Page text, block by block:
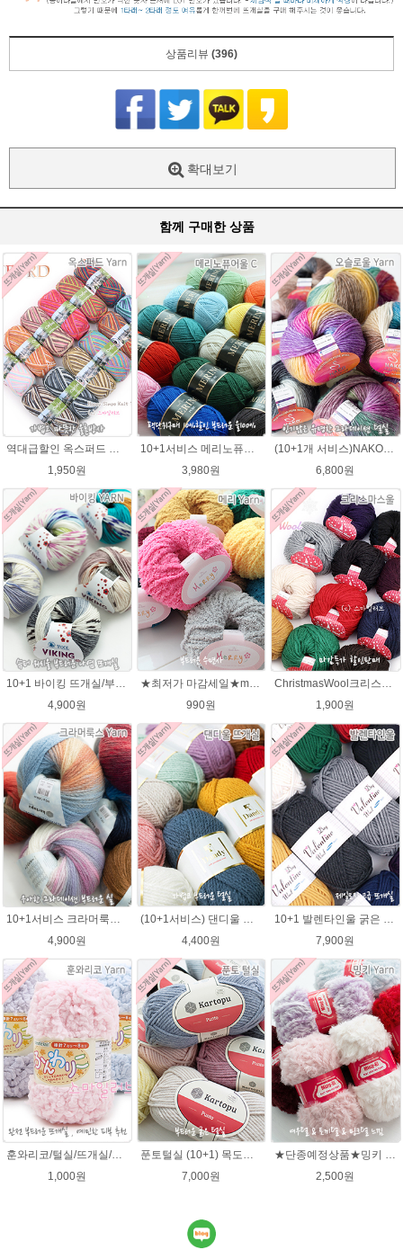
상품리뷰 (396)
확대보기
함께 구매한 상품
1,950원
3,980원
6,800원
10+1 바이킹 뜨개실/부드러운 나염 아기털실 목도리실 Viking Yarn
4,900원
★최저가 마감세일★merry메리/털실/수면뜨개실/뜨개질실/손뜨개실/목도리털실
990원
ChristmasWool크리스마스울 털실 손뜨개 뜨개질 뜨개실
1,900원
10+1서비스 크라머룩스 털실/부드러운 나염뜨개실 목도리뜨개질 수입 그라데이션털실
4,900원
(10+1서비스) 댄디울 뜨개실 프리미어울 뜨개질실 목도리뜨개질실
4,400원
10+1 발렌타인울 굵은 뜨개실/뜨개질실/손뜨개실/목도리털실/제일모직뜨개실
7,900원
훈와리코/털실/뜨개실/뜨개질실/손뜨개실/목도리털실/뜨게실/뜨게질/손뜨개질실
1,000원
7,000원
2,500원